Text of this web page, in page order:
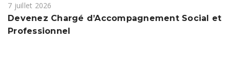
7 juillet 2026
Devenez Chargé d’Accompagnement Social et
Professionnel